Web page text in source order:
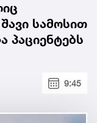
სამოსით
პაციენტებს
9:45